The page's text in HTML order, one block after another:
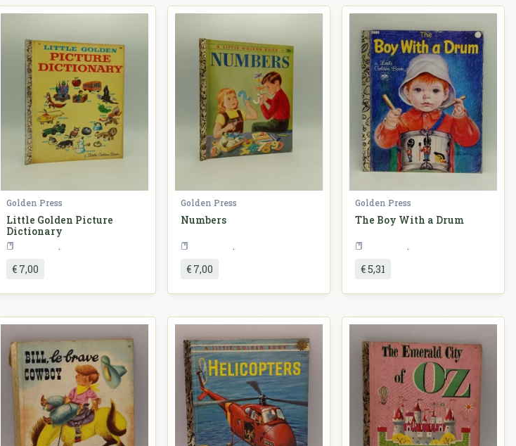
Golden Press
Little Golden Picture
Dictionary
€ 7,00
Golden Press
Numbers
€ 7,00
Golden Press
The Boy With a Drum
€ 5,31